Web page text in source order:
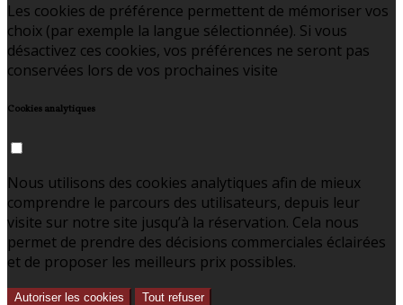
Les cookies de préférence permettent de mémoriser vos
choix (par exemple la langue sélectionnée). Si vous
désactivez ces cookies, vos préférences ne seront pas
conservées lors de vos prochaines visite
Cookies analytiques
Nous utilisons des cookies analytiques afin de mieux
comprendre le parcours des utilisateurs, depuis leur
visite sur notre site jusqu’à la réservation. Cela nous
permet de prendre des décisions commerciales éclairées
et de proposer les meilleurs prix possibles.
Autoriser les cookies Tout refuser